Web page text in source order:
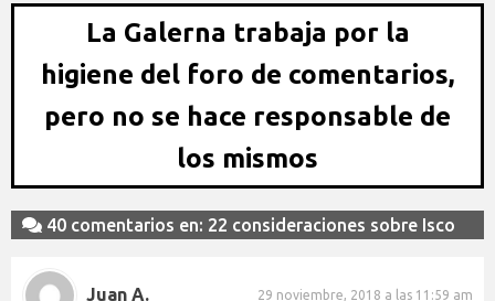
La Galerna trabaja por la
higiene del foro de comentarios,
pero no se hace responsable de
los mismos
40 comentarios en: 22 consideraciones sobre Isco
Juan A. 29 noviembre, 2018 a las 11:59 am